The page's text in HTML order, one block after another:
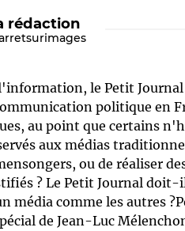
rédaction
le Petit Journal
politique en
au point que certains
aux médias
ou de réaliser
? Le Petit Journal doit-
média comme les autres
de Jean-Luc